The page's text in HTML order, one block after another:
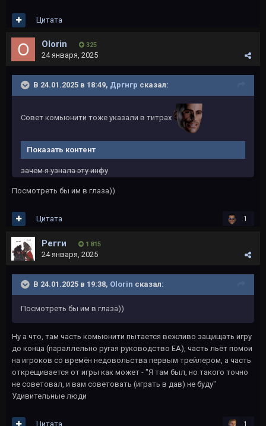
Цитата
Olorin 325
24 января, 2025
В 24.01.2025 в 18:49, Дргнгр сказал:
Совет комьюнити тоже указали в титрах
Показать контент
зачем я узнала эту инфу
Посмотреть бы им в глаза))
1
Цитата
Регги 1 815
24 января, 2025
В 24.01.2025 в 19:38, Olorin сказал:
Посмотреть бы им в глаза))
Ну а что, там часть комьюнити пытается вежливо защищать игру
до конца (параллельно ругая руководство ЕА), часть льёт помои
на игроков со времён недовольства первым трейлером, а часть
открещивается от игры как может - "Я там был, но такого точно
не советовал, и вам советовать (играть в дав) не буду"
Удивительные люди
1
Цитата